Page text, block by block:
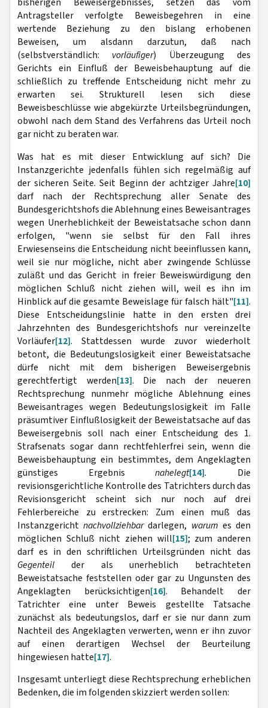
Antragsteller verfolgte Beweisbegehren in eine
wertende Beziehung zu den bislang erhobenen
Beweisen, um alsdann darzutun, daß nach
(selbstverständlich: vorläufiger) Überzeugung des
Gerichts ein Einfluß der Beweisbehauptung auf die
schließlich zu treffende Entscheidung nicht mehr zu
erwarten sei. Strukturell lesen sich diese
Beweisbeschlüsse wie abgekürzte Urteilsbegründungen,
obwohl nach dem Stand des Verfahrens das Urteil noch
gar nicht zu beraten war.
Was hat es mit dieser Entwicklung auf sich? Die
Instanzgerichte jedenfalls fühlen sich regelmäßig auf
der sicheren Seite. Seit Beginn der achtziger Jahre[10]
darf nach der Rechtsprechung aller Senate des
Bundesgerichtshofs die Ablehnung eines Beweisantrages
wegen Unerheblichkeit der Beweistatsache schon dann
erfolgen, "wenn sie selbst für den Fall ihres
Erwiesenseins die Entscheidung nicht beeinflussen kann,
weil sie nur mögliche, nicht aber zwingende Schlüsse
zuläßt und das Gericht in freier Beweiswürdigung den
möglichen Schluß nicht ziehen will, weil es ihn im
Hinblick auf die gesamte Beweislage für falsch hält"[11].
Diese Entscheidungslinie hatte in den ersten drei
Jahrzehnten des Bundesgerichtshofs nur vereinzelte
Vorläufer[12]. Stattdessen wurde zuvor wiederholt
betont, die Bedeutungslosigkeit einer Beweistatsache
dürfe nicht mit dem bisherigen Beweisergebnis
gerechtfertigt werden[13]. Die nach der neueren
Rechtsprechung nunmehr mögliche Ablehnung eines
Beweisantrages wegen Bedeutungslosigkeit im Falle
präsumtiver Einflußlosigkeit der Beweistatsache auf das
Beweisergebnis soll nach einer Entscheidung des 1.
Strafsenats sogar dann rechtfehlerfrei sein, wenn die
Beweisbehauptung ein bestimmtes, dem Angeklagten
günstiges Ergebnisnahelegt[14]. Die
revisionsgerichtliche Kontrolle des Tatrichters durch das
Revisionsgericht scheint sich nur noch auf drei
Fehlerbereiche zu erstrecken: Zum einen muß das
Instanzgerichtnachvollziehbardarlegen, warum es den
möglichen Schluß nicht ziehen will[15]; zum anderen
darf es in den schriftlichen Urteilsgründen nicht das
Gegenteil der als unerheblich betrachteten
Beweistatsache feststellen oder gar zu Ungunsten des
Angeklagten berücksichtigen[16]. Behandelt der
Tatrichter eine unter Beweis gestellte Tatsache
zunächst als bedeutungslos, darf er sie nur dann zum
Nachteil des Angeklagten verwerten, wenn er ihn zuvor
auf einen derartigen Wechsel der Beurteilung
hingewiesen hatte[17].
Insgesamt unterliegt diese Rechtsprechung erheblichen
Bedenken, die im folgenden skizziert werden sollen: